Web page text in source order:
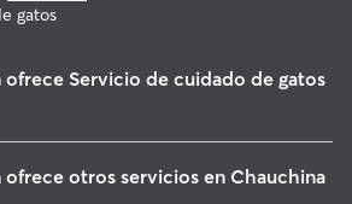
gatos
Servicio de cuidado de gatos
otros servicios en Chauchina